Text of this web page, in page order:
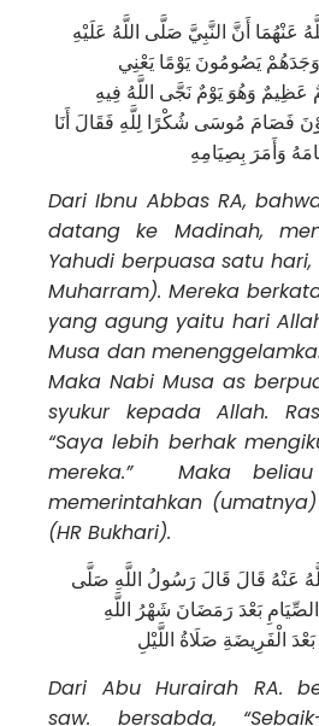
أَنَّ النَّبِيَّ صَلَّى اللَّهُ عَلَيْهِ
يَصُومُونَ يَوْمًا يَعْنِي
عَظِيمٌ وَهُوَ يَوْمٌ نَجَّى اللَّهُ فِيهِ
فَصَامَ مُوسَى شُكْرًا لِلَّهِ فَقَالَ أَنَا
وَأَمَرَ بِصِيَامِهِ
Dari Ibnu Abbas RA,
datang ke Madinah,
Yahudi berpuasa satu hari,
Muharram). Mereka
yang agung yaitu hari
Musa dan
Maka Nabi Musa as
syukur kepada Allah.
“Saya lebih berhak
mereka.” Maka
memerintahkan
(HR Bukhari).
عَنْهُ قَالَ قَالَ رَسُولُ اللَّهِ صَلَّى
بَعْدَ رَمَضَانَ شَهْرُ اللَّهِ
الْفَرِيضَةِ صَلَاةُ اللَّيْلِ
Dari Abu Hurairah RA.
saw. bersabda,